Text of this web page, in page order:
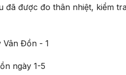
đã được đo thân nhiệt, kiểm
ngày 1-5